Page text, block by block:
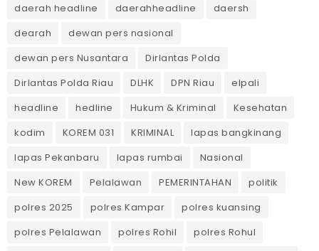
daerah headline
daerahheadline
daersh
dearah
dewan pers nasional
dewan pers Nusantara
Dirlantas Polda
Dirlantas Polda Riau
DLHK DPN Riau
elpali
headline
hedline Hukum & Kriminal
Kesehatan
kodim
KOREM 031 KRIMINAL
lapas bangkinang
lapas Pekanbaru
lapas rumbai
Nasional
New KOREM
Pelalawan PEMERINTAHAN
politik
polres 2025
polres Kampar
polres kuansing
polres Pelalawan
polres Rohil
polres Rohul